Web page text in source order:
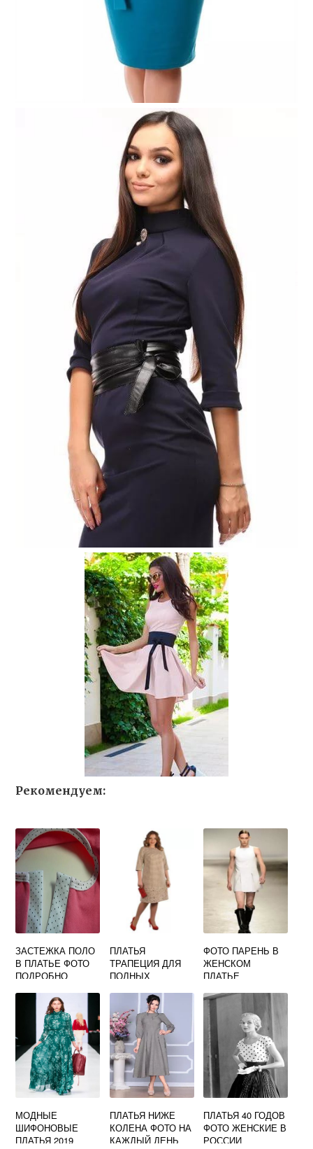
Рекомендуем:
ЗАСТЕЖКА ПОЛО
В ПЛАТЬЕ ФОТО
ПОДРОБНО
ПЛАТЬЯ
ТРАПЕЦИЯ ДЛЯ
ПОЛНЫХ
СТИЛЬНЫЕ ФОТО
ФОТО ПАРЕНЬ В
ЖЕНСКОМ
ПЛАТЬЕ
МОДНЫЕ
ШИФОНОВЫЕ
ПЛАТЬЯ 2019
ПЛАТЬЯ НИЖЕ
КОЛЕНА ФОТО НА
КАЖДЫЙ ДЕНЬ
ПЛАТЬЯ 40 ГОДОВ
ФОТО ЖЕНСКИЕ В
РОССИИ